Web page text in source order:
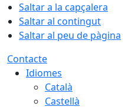
Saltar a la capçalera
Saltar al contingut
Saltar al peu de pàgina
Contacte
Idiomes
Català
Castellà